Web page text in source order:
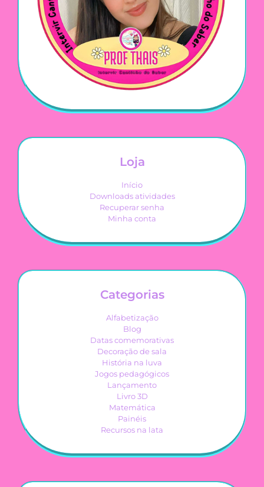
Loja
Início
Downloads atividades
Recuperar senha
Minha conta
Categorias
Alfabetização
Blog
Datas comemorativas
Decoração de sala
História na luva
Jogos pedagógicos
Lançamento
Livro 3D
Matemática
Painéis
Recursos na lata